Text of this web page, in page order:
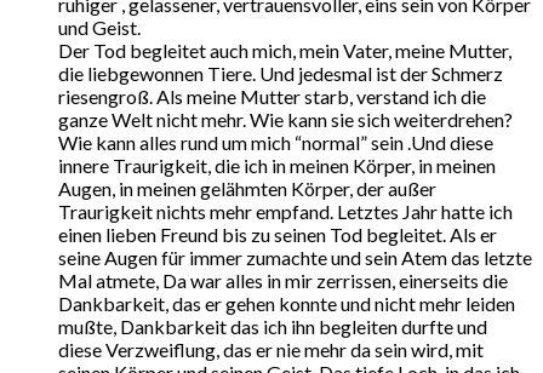
und Geist.
Der Tod begleitet auch mich, mein Vater, meine Mutter,
die liebgewonnen Tiere. Und jedesmal ist der Schmerz
riesengroß. Als meine Mutter starb, verstand ich die
ganze Welt nicht mehr. Wie kann sie sich weiterdrehen?
Wie kann alles rund um mich “normal” sein .Und diese
innere Traurigkeit, die ich in meinen Körper, in meinen
Augen, in meinen gelähmten Körper, der außer
Traurigkeit nichts mehr empfand. Letztes Jahr hatte ich
einen lieben Freund bis zu seinen Tod begleitet. Als er
seine Augen für immer zumachte und sein Atem das letzte
Mal atmete, Da war alles in mir zerrissen, einerseits die
Dankbarkeit, das er gehen konnte und nicht mehr leiden
mußte, Dankbarkeit das ich ihn begleiten durfte und
diese Verzweiflung, das er nie mehr da sein wird, mit